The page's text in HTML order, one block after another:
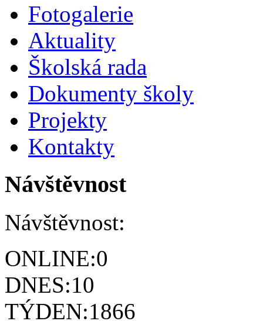
Fotogalerie
Aktuality
Školská rada
Dokumenty školy
Projekty
Kontakty
Návštěvnost
Návštěvnost:
ONLINE:0
DNES:10
TÝDEN:1866